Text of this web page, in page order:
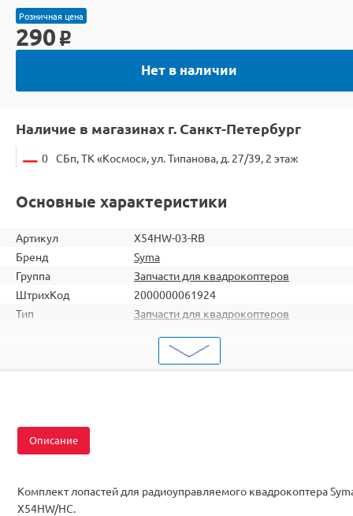
Розничная цена
290 o
Нет в наличии
Наличие в магазинах г. Санкт-Петербург
0 СБп, ТК «Космос», ул. Типанова, д. 27/39, 2 этаж
Основные характеристики
Артикул
X54HW-03-RB
Бренд
Syma
Группа
Запчасти для квадрокоптеров
ШтрихКод
2000000061924
Тип
Запчасти для квадрокоптеров
Красный, Чёрный
Описание
Комплект лопастей для радиоуправляемого квадрокоптера
X54HW/HC.